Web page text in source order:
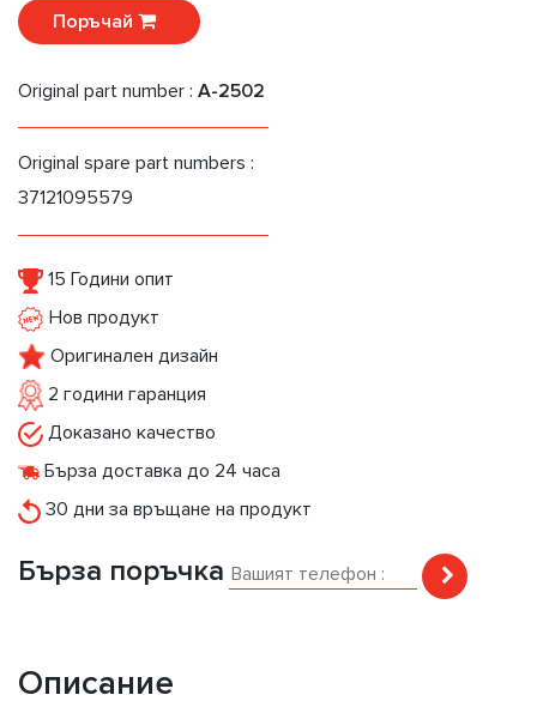
Поръчай
Original part number : A-2502
Original spare part numbers :
37121095579
15 Години опит
Нов продукт
Оригинален дизайн
2 години гаранция
Доказано качество
Бърза доставка до 24 часа
30 дни за връщане на продукт
Бърза поръчка
Описание